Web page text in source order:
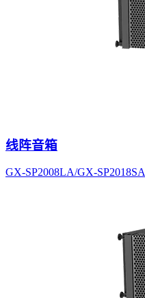
线阵音箱
GX-SP2008LA/GX-SP2018SA